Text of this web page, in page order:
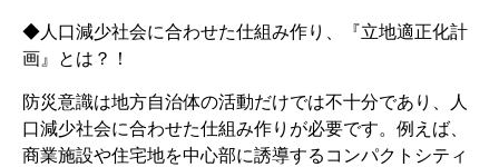
◆人口減少社会に合わせた仕組み作り、『立地適正化計
画』とは？！
防災意識は地方自治体の活動だけでは不十分であり、人
口減少社会に合わせた仕組み作りが必要です。例えば、
商業施設や住宅地を中心部に誘導するコンパクトシティ